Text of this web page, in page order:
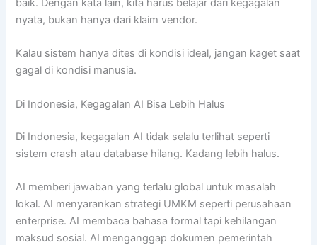
baik. Dengan kata lain, kita harus belajar dari kegagalan
nyata, bukan hanya dari klaim vendor.
Kalau sistem hanya dites di kondisi ideal, jangan kaget saat
gagal di kondisi manusia.
Di Indonesia, Kegagalan AI Bisa Lebih Halus
Di Indonesia, kegagalan AI tidak selalu terlihat seperti
sistem crash atau database hilang. Kadang lebih halus.
AI memberi jawaban yang terlalu global untuk masalah
lokal. AI menyarankan strategi UMKM seperti perusahaan
enterprise. AI membaca bahasa formal tapi kehilangan
maksud sosial. AI menganggap dokumen pemerintah